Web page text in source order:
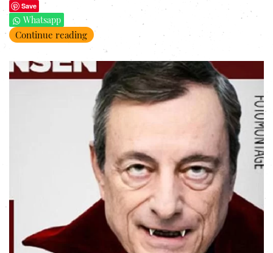
Save
Whatsapp
Continue reading